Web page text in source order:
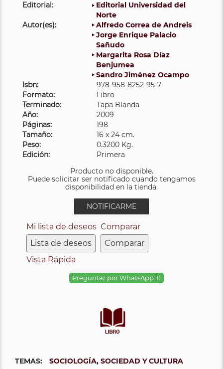
Editorial:
Editorial Universidad del
Norte
Autor(es):
Alfredo Correa de Andreis
Jorge Enrique Palacio
Sañudo
Margarita Rosa Díaz
Benjumea
Sandro Jiménez Ocampo
Isbn:
978-958-8252-95-7
Formato:
Libro
Terminado:
Tapa Blanda
Año:
2009
Páginas:
198
Tamaño:
16 x 24 cm.
Peso:
0.3200 Kg.
Edición:
Primera
Producto no disponible.
Puede solicitar ser notificado cuando tengamos
disponibilidad en la tienda.
NOTIFICARME
Mi lista de deseos
Lista de deseos
Comparar
Comparar
Vista Rápida
Preguntar por WhatsApp:
TEMAS: SOCIOLOGÍA, SOCIEDAD Y CULTURA